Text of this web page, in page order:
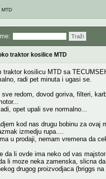
Traži
traktor kosilice MTD
traktor kosilicu MTD sa
radi pet minuta i ugasi se.
sve redom, dovod goriva, filteri,
opet upali sve normalno...
kod nas drugu bobinu za ovaj
izmedju rupa....
u prodaji, nemam vremena da
da li ovde ima neko od vas
li moze neka zamenska, slicna
drugog proizvodjaca (briggs na